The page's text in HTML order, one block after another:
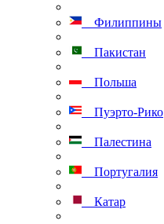
Филиппины
Пакистан
Польша
Пуэрто-Рико
Палестина
Португалия
Катар